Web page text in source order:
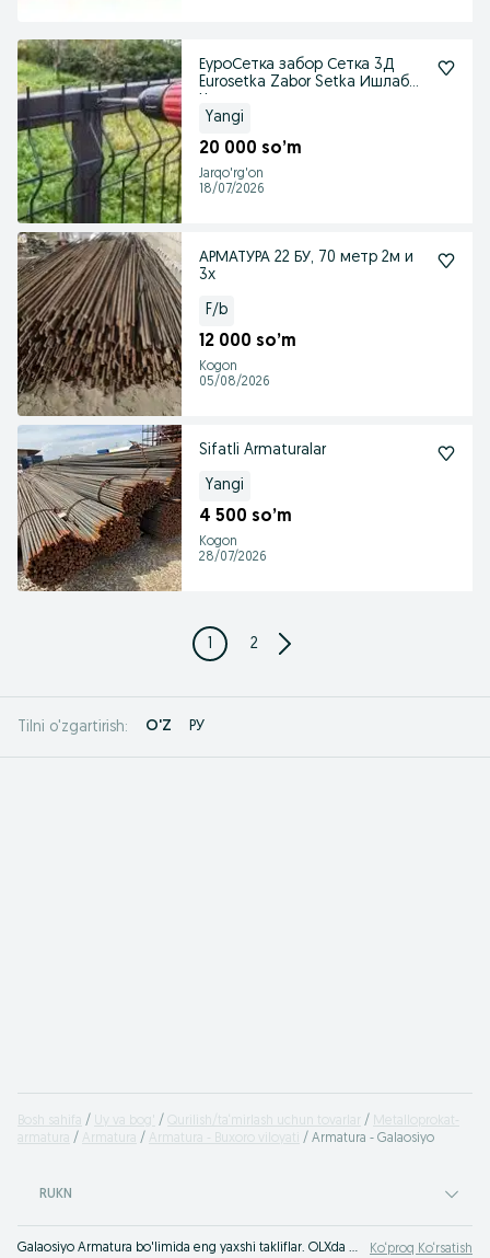
ЕуроСетка забор Сетка 3Д
Eurosetka Zabor Setka Ишлаб
Yangi
20 000 so’m
Jarqo'rg'on
18/07/2026
АРМАТУРА 22 БУ, 70 метр 2м и
3х
F/b
12 000 so’m
Kogon
05/08/2026
Sifatli Armaturalar
Yangi
4 500 so’m
Kogon
28/07/2026
1 2
Tilni o'zgartirish: O'Z РУ
Bosh sahifa Uy va bog' Qurilish/ta‘mirlash uchun tovarlar
Metalloprokat-
armatura
Armatura Armatura - Buxoro viloyati Armatura - Galaosiyo
RUKN
Galaosiyo Armatura bo'limida eng yaxshi takliflar. OLXda hamyonbop narxlarda mahsulot va xizmatlarning katta tanlovi! OLX.uz da ko'plab takliflar! Ko‘proq Ko‘rsatish